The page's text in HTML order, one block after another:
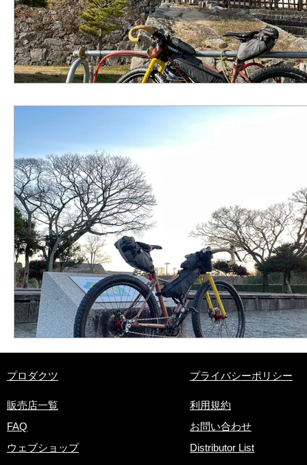
​プロダクツ
販売店一覧
FAQ
ウェブショップ
プライバシーポリシー
利用規約
お問い合わせ
Distributor List